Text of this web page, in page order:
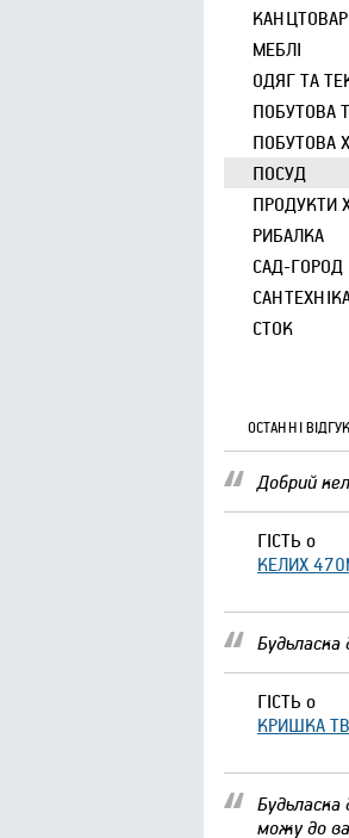
МЕБЛІ
ОДЯГ ТА
ПОБУТОВА
ПОБУТОВА
ПОСУД
ПРОДУКТИ
РИБАЛКА
САД-ГОРОД
СТОК
ОСТАННІ
Добрий
ГІСТЬ о
КЕЛИХ
ГІСТЬ о
КРИШКА
можу до